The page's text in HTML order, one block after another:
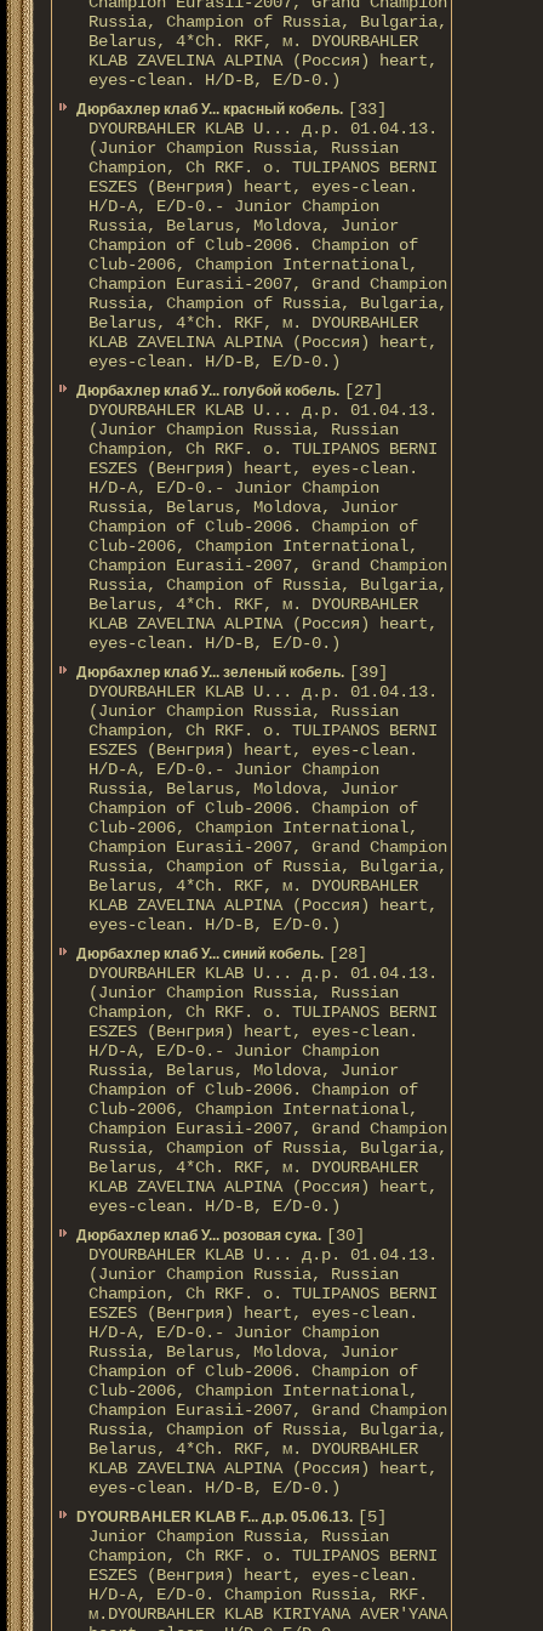
Russia, Champion of Russia, Bulgaria,
Belarus, 4*Ch. RKF, м. DYOURBAHLER
KLAB ZAVELINA ALPINA (Россия) heart,
eyes-clean. H/D-В, E/D-0.)
Дюрбахлер клаб У... красный кобель. [33]
DYOURBAHLER KLAB U... д.р. 01.04.13.
(Junior Champion Russia, Russian
Champion, Ch RKF. о. TULIPANOS BERNI
ESZES (Венгрия) heart, eyes-clean.
H/D-A, E/D-0.- Junior Champion
Russia, Belarus, Moldova, Junior
Champion of Club-2006. Champion of
Club-2006, Champion International,
Champion Eurasii-2007, Grand Champion
Russia, Champion of Russia, Bulgaria,
Belarus, 4*Ch. RKF, м. DYOURBAHLER
KLAB ZAVELINA ALPINA (Россия) heart,
eyes-clean. H/D-В, E/D-0.)
Дюрбахлер клаб У... голубой кобель. [27]
DYOURBAHLER KLAB U... д.р. 01.04.13.
(Junior Champion Russia, Russian
Champion, Ch RKF. о. TULIPANOS BERNI
ESZES (Венгрия) heart, eyes-clean.
H/D-A, E/D-0.- Junior Champion
Russia, Belarus, Moldova, Junior
Champion of Club-2006. Champion of
Club-2006, Champion International,
Champion Eurasii-2007, Grand Champion
Russia, Champion of Russia, Bulgaria,
Belarus, 4*Ch. RKF, м. DYOURBAHLER
KLAB ZAVELINA ALPINA (Россия) heart,
eyes-clean. H/D-В, E/D-0.)
Дюрбахлер клаб У... зеленый кобель. [39]
DYOURBAHLER KLAB U... д.р. 01.04.13.
(Junior Champion Russia, Russian
Champion, Ch RKF. о. TULIPANOS BERNI
ESZES (Венгрия) heart, eyes-clean.
H/D-A, E/D-0.- Junior Champion
Russia, Belarus, Moldova, Junior
Champion of Club-2006. Champion of
Club-2006, Champion International,
Champion Eurasii-2007, Grand Champion
Russia, Champion of Russia, Bulgaria,
Belarus, 4*Ch. RKF, м. DYOURBAHLER
KLAB ZAVELINA ALPINA (Россия) heart,
eyes-clean. H/D-В, E/D-0.)
Дюрбахлер клаб У... синий кобель. [28]
DYOURBAHLER KLAB U... д.р. 01.04.13.
(Junior Champion Russia, Russian
Champion, Ch RKF. о. TULIPANOS BERNI
ESZES (Венгрия) heart, eyes-clean.
H/D-A, E/D-0.- Junior Champion
Russia, Belarus, Moldova, Junior
Champion of Club-2006. Champion of
Club-2006, Champion International,
Champion Eurasii-2007, Grand Champion
Russia, Champion of Russia, Bulgaria,
Belarus, 4*Ch. RKF, м. DYOURBAHLER
KLAB ZAVELINA ALPINA (Россия) heart,
eyes-clean. H/D-В, E/D-0.)
Дюрбахлер клаб У... розовая сука. [30]
DYOURBAHLER KLAB U... д.р. 01.04.13.
(Junior Champion Russia, Russian
Champion, Ch RKF. о. TULIPANOS BERNI
ESZES (Венгрия) heart, eyes-clean.
H/D-A, E/D-0.- Junior Champion
Russia, Belarus, Moldova, Junior
Champion of Club-2006. Champion of
Club-2006, Champion International,
Champion Eurasii-2007, Grand Champion
Russia, Champion of Russia, Bulgaria,
Belarus, 4*Ch. RKF, м. DYOURBAHLER
KLAB ZAVELINA ALPINA (Россия) heart,
eyes-clean. H/D-В, E/D-0.)
DYOURBAHLER KLAB F... д.р. 05.06.13. [5]
Junior Champion Russia, Russian
Champion, Ch RKF. о. TULIPANOS BERNI
ESZES (Венгрия) heart, eyes-clean.
H/D-A, E/D-0. Champion Russia, RKF.
м.DYOURBAHLER KLAB KIRIYANA AVER'YANA